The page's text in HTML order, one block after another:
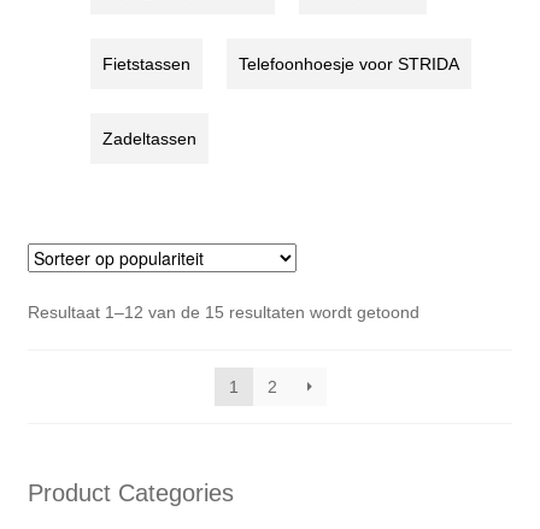
Fietstassen Telefoonhoesje voor STRIDA
Zadeltassen
Resultaat 1–12 van de 15 resultaten wordt getoondGesorteerd
1
2
Product Categories